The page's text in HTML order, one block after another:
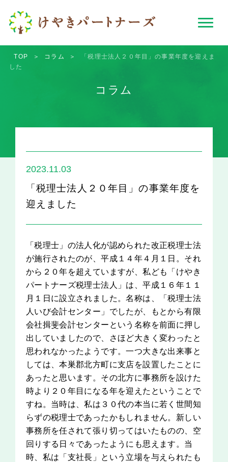
TOP ＞ コラム ＞
「税理士法人２０年目」の事業年度を迎えま
した
コラム
2023.11.03
「税理士法人２０年目」の事業年度を
迎えました
「税理士」の法人化が認められた改正税理士法
が施行されたのが、平成１４年４月１日。それ
から２０年を超えていますが、私ども「けやき
パートナーズ税理士法人」は、平成１６年１１
月１日に設立されました。名称は、「税理士法
人いび会計センター」でしたが、もとから有限
会社揖斐会計センターという名称を前面に押し
出していましたので、さほど大きく変わったと
思われなかったようです。一つ大きな出来事と
しては、本巣郡北方町に支店を設置したことに
あったと思います。その北方に事務所を設けた
時より２０年目になる年を迎えたということで
すね。当時は、私は３０代の本当に若く世間知
らずの税理士であったかもしれません。新しい
事務所を任されて張り切ってはいたものの、空
回りする日々であったようにも思えます。当
時、私は「支社長」という立場を与えられたも